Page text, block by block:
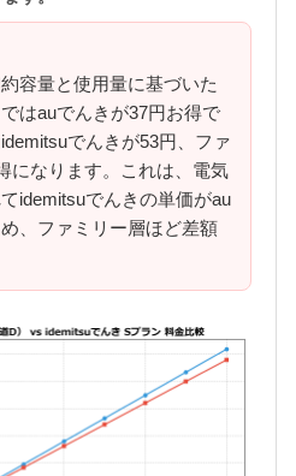
容量と使用量に基づいた
はauでんきが37円お得で
でんきが53円、ファ
になります。これは、電気
idemitsuでんきの単価がau
、ファミリー層ほど差額